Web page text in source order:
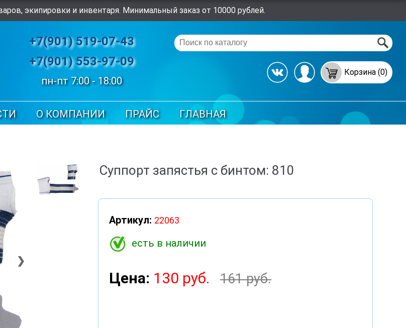
экипировки и инвентаря. Минимальный заказ от 10000 рублей.
+7(901) 519-07-43
+7(901) 553-97-09
пн-пт 7:00 - 18:00
Корзина (0)
О КОМПАНИИ ПРАЙС ГЛАВНАЯ
❯
Суппорт запястья с бинтом: 810
Артикул: 22063
есть в наличии
Цена: 130 руб. 161 руб.